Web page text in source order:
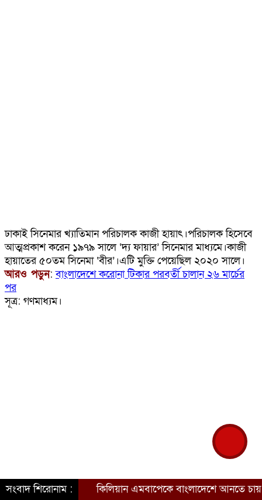
সংবাদ শিরোনাম :কিলিয়ান এমবাপেকে বাংলাদেশে আনতে চায় সরকার
ঢাকাই সিনেমার খ্যাতিমান পরিচালক কাজী হায়াৎ।পরিচালক হিসেবে
আত্মপ্রকাশ করেন ১৯৭৯ সালে ‘দ্য ফায়ার’ সিনেমার মাধ্যমে।কাজী
হায়াতের ৫০তম সিনেমা ‘বীর’।এটি মুক্তি পেয়েছিল ২০২০ সালে।
আরও পড়ুন:বাংলাদেশে করোনা টিকার পরবর্তী চালান ২৬ মার্চের
পর
সূত্র: গণমাধ্যম।